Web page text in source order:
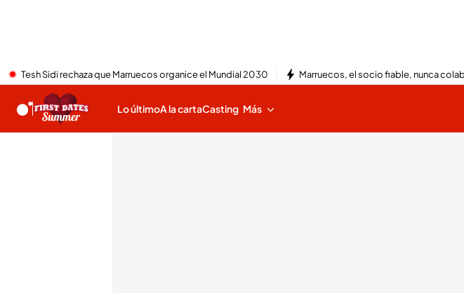
Tesh Sidi rechaza que Marruecos organice el Mundial 2030 Marruecos, el socio fiable, nunca
Lo últimoA la cartaCasting Más